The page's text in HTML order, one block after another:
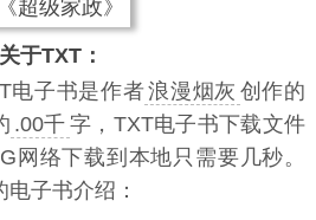
关于TXT：
电子书是作者浪漫烟灰 创作的
.00千 字，TXT电子书下载文件
网络下载到本地只需要几秒。
子书介绍：